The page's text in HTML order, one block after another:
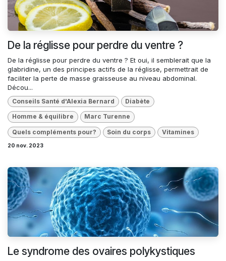
De la réglisse pour perdre du ventre ?
De la réglisse pour perdre du ventre ? Et oui, il semblerait que la
glabridine, un des principes actifs de la réglisse, permettrait de
faciliter la perte de masse graisseuse au niveau abdominal.
Décou...
Conseils Santé d'Alexia Bernard Diabète
Homme & équilibre Marc Turenne
Quels compléments pour? Soin du corps Vitamines
20 nov. 2023
Le syndrome des ovaires polykystiques